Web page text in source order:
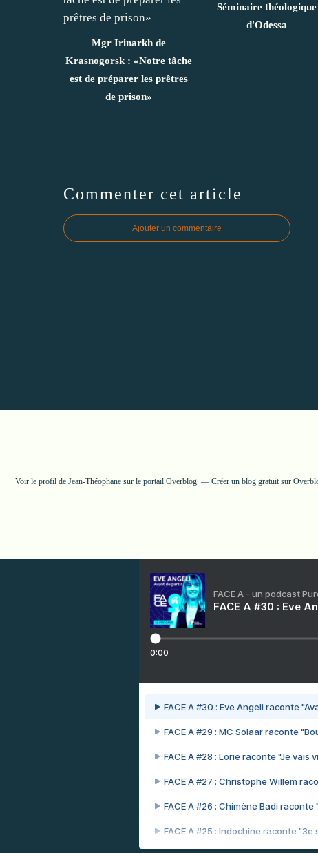
Mgr Irinarkh de
Krasnogorsk : «Notre tâche
est de préparer les prêtres
de prison»
Séminaire théologique
d'Odessa
Commenter cet article
Ajouter un commentaire
Voir le profil de Jean-Théophane sur le portail Overblog Créer un blog gratuit sur
FACE A - un podcast
FACE A #30 : Eve
0:00
FACE A #30 : Eve Angeli raconte
FACE A #29 : MC Solaar raconte
FACE A #28 : Lorie raconte "Je vais
FACE A #27 : Christophe Willem
FACE A #26 : Chimène Badi raconte
FACE A #25 : Indochine raconte "3e